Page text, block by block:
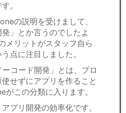
。
の説明を受けまして、
」とか言うのでしたよ
メリットがスタッフ自ら
点に注目しました。
ーコード開発」とは、プロ
せずにアプリを作ること
この分類に入ります。
プリ開発の効率化です。